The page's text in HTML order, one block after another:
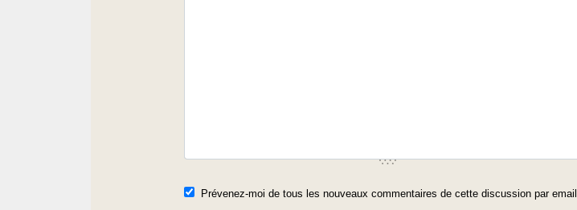
Prévenez-moi de tous les nouveaux commentaires de cette discussion par email